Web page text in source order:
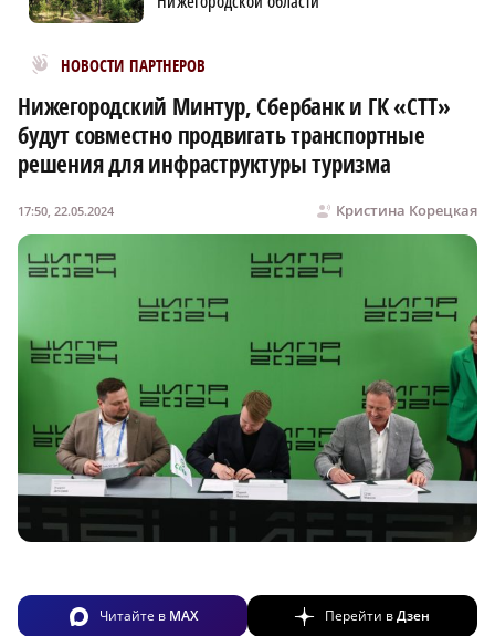
НОВОСТИ ПАРТНЕРОВ
Новости МирТесен
Нижегородский Минтур, Сбербанк и ГК «СТТ»
будут совместно продвигать транспортные
решения для инфраструктуры туризма
Кристина Корецкая
17:50, 22.05.2024
Читайте в MAX Перейти вДзен